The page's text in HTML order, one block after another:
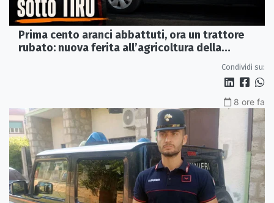
Prima cento aranci abbattuti, ora un trattore
rubato: nuova ferita all’agricoltura della
Condividi su:
8 ore fa